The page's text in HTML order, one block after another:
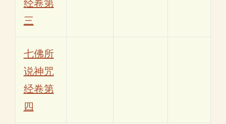
经卷第
三
七佛所
说神咒
经卷第
四